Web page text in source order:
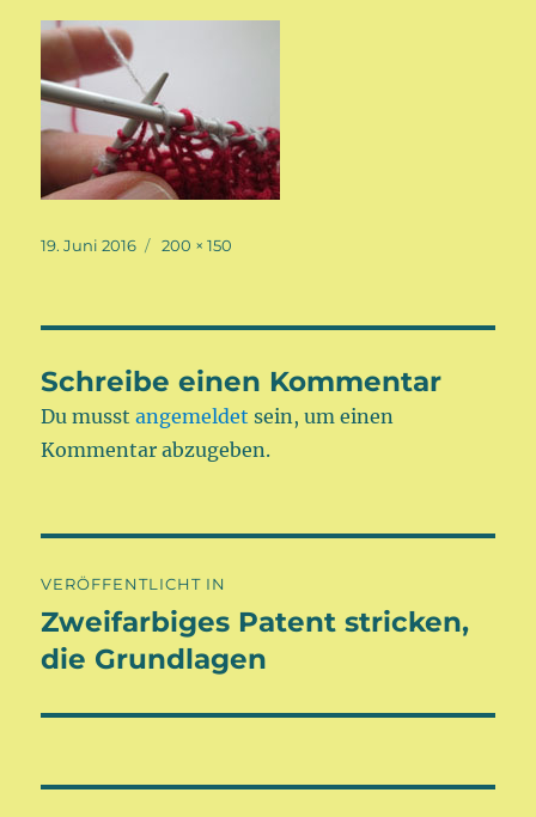
Veröffentlicht
19. Juni 2016
Volle
200 × 150
Schreibe einen Kommentar
Du musstangemeldet sein, um einen
Kommentar abzugeben.
VERÖFFENTLICHT IN
Zweifarbiges Patent stricken,
die Grundlagen